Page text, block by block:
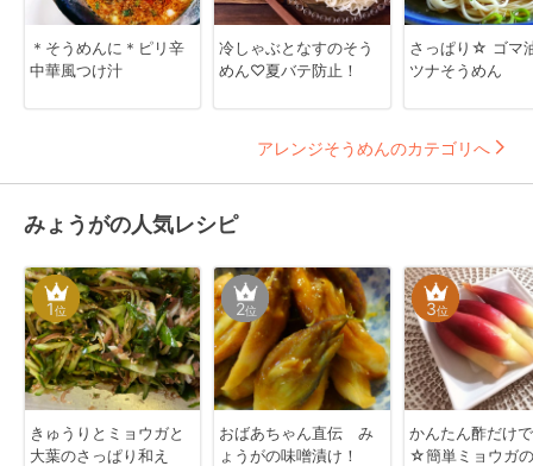
＊そうめんに＊ピリ辛
中華風つけ汁
冷しゃぶとなすのそう
めん♡夏バテ防止！
さっぱり☆ ゴマ
ツナそうめん
アレンジそうめんのカテゴリへ
みょうがの人気レシピ
1位
きゅうりとミョウガと
大葉のさっぱり和え
2位
おばあちゃん直伝 み
ょうがの味噌漬け！
3位
かんたん酢だけ
☆簡単ミョウガ